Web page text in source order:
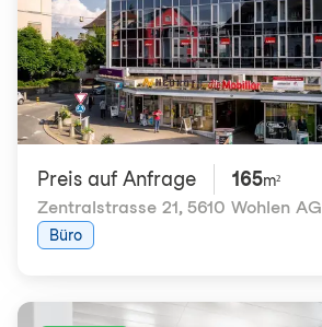
Preis auf Anfrage 165m²
Zentralstrasse 21, 5610 Wohlen AG
Büro